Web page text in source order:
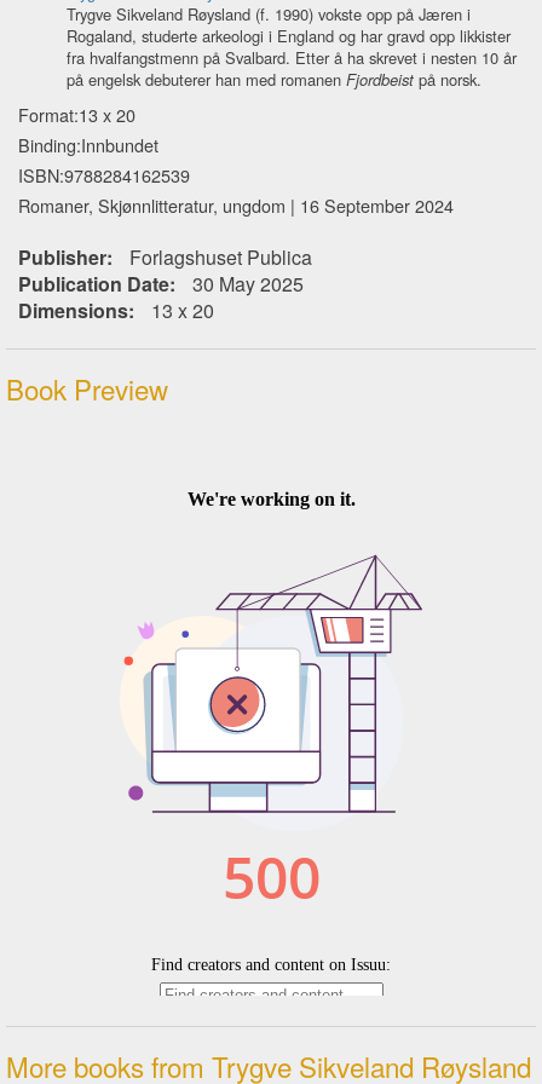
Trygve Sikveland Røysland (f. 1990) vokste opp på Jæren i
Rogaland, studerte arkeologi i England og har gravd opp likkister
fra hvalfangstmenn på Svalbard. Etter å ha skrevet i nesten 10 år
på engelsk debuterer han med romanen Fjordbeist på norsk.
Format:13 x 20
Binding:Innbundet
ISBN:9788284162539
Romaner, Skjønnlitteratur, ungdom | 16 September 2024
Publisher:
Forlagshuset Publica
Publication Date:
30 May 2025
Dimensions:
13 x 20
Book Preview
More books from Trygve Sikveland Røysland